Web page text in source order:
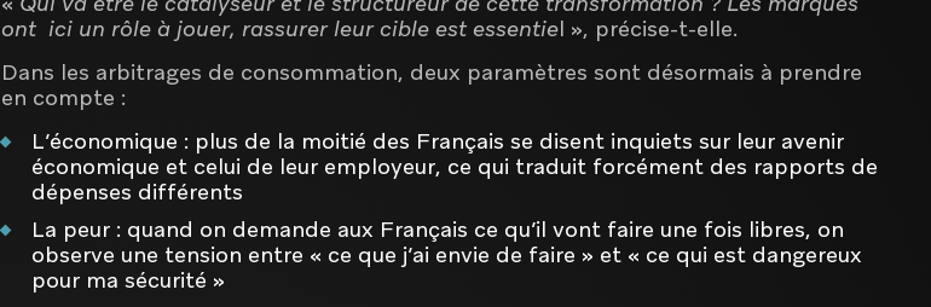
ont ici un rôle à jouer, rassurer leur cible est essentiel », précise-t-elle.
Dans les arbitrages de consommation, deux paramètres sont désormais à prendre
en compte :
L’économique : plus de la moitié des Français se disent inquiets sur leur avenir
économique et celui de leur employeur, ce qui traduit forcément des rapports de
dépenses différents
La peur : quand on demande aux Français ce qu’il vont faire une fois libres, on
observe une tension entre « ce que j’ai envie de faire » et « ce qui est dangereux
pour ma sécurité »